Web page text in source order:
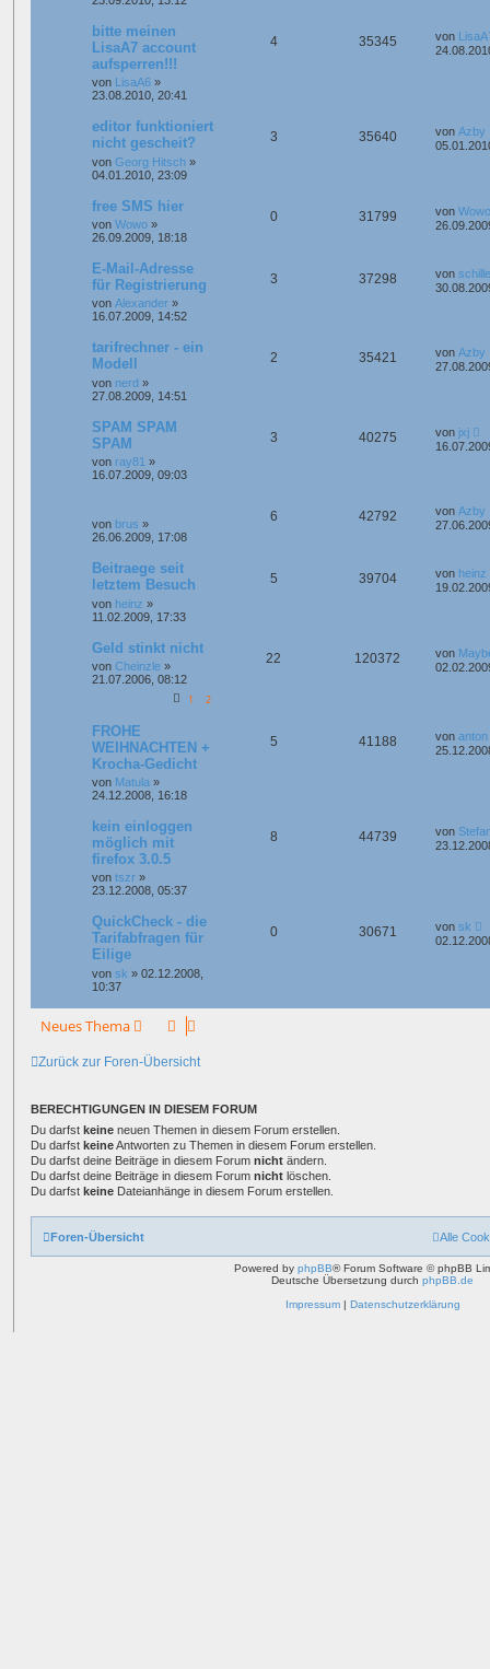
bitte meinen
LisaA7 account
aufsperren!!!
von LisaA6 »
23.08.2010, 20:41
4 35345 von
editor funktioniert
nicht gescheit?
von Georg Hitsch »
04.01.2010, 23:09
3 35640 von Azby
free SMS hier
von Wowo »
26.09.2009, 18:18
0 31799 von Wowo
E-Mail-Adresse
für Registrierung
von Alexander »
16.07.2009, 14:52
3 37298 von
tarifrechner - ein
Modell
von nerd »
27.08.2009, 14:51
2 35421 von Azby
SPAM SPAM
SPAM
von ray81 »
16.07.2009, 09:03
3 40275 von jxj
von brus »
26.06.2009, 17:08
6 42792 von Azby
Beitraege seit
letztem Besuch
von heinz »
11.02.2009, 17:33
5 39704 von heinz
Geld stinkt nicht
von Cheinzle »
21.07.2006, 08:12
1 2
22 120372 von
FROHE
WEIHNACHTEN +
Krocha-Gedicht
von Matula »
24.12.2008, 16:18
5 41188 von anton
kein einloggen
möglich mit
firefox 3.0.5
von tszr »
23.12.2008, 05:37
8 44739 von
QuickCheck - die
Tarifabfragen für
Eilige
von sk » 02.12.2008,
10:37
0 30671 von sk
Neues Thema
Zurück zur Foren-Übersicht
BERECHTIGUNGEN IN DIESEM FORUM
Du darfst keine neuen Themen in diesem Forum erstellen.
Du darfst keineAntworten zu Themen in diesem Forum erstellen.
Du darfst deine Beiträge in diesem Forum nicht ändern.
Du darfst deine Beiträge in diesem Forum nicht löschen.
Du darfst keine Dateianhänge in diesem Forum erstellen.
Foren-Übersicht Alle
Powered by phpBB® Forum Software © phpBB
Deutsche Übersetzung durch phpBB.de
Impressum| Datenschutzerklärung